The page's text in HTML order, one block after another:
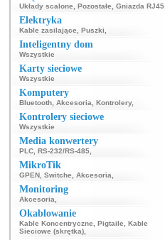
Układy scalone Pozostałe Gniazda RJ45
Elektryka
Kable zasilające Puszki
Inteligentny dom
Wszystkie
Karty sieciowe
Wszystkie
Komputery
Bluetooth Akcesoria Kontrolery,
Kontrolery sieciowe
Wszystkie
Media konwertery
PLC RS-232/RS-485
MikroTik
GPEN Switche Akcesoria
Monitoring
Akcesoria
Okablowanie
Kable Koncentryczne Pigtaile
Kable
Sieciowe (skrętka)